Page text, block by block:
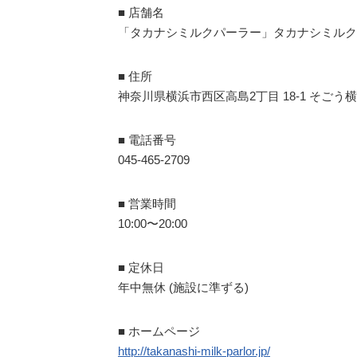
■ 店舗名
「タカナシミルクパーラー」タカナシミル
■ 住所
神奈川県横浜市西区高島2丁目 18-1 そごう
■ 電話番号
045-465-2709
■ 営業時間
10:00〜20:00
■ 定休日
年中無休 (施設に準ずる)
■ ホームページ
http://takanashi-milk-parlor.jp/